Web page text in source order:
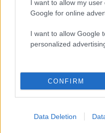
I want to allow my
Google for online
I want to allow Google
personalized
CONFIRM
Data Deletion
Απίστευτο κι
Aναστέλλονται
Χανίων επειδή
γιατρού
Ελλάδα:
άρθρα